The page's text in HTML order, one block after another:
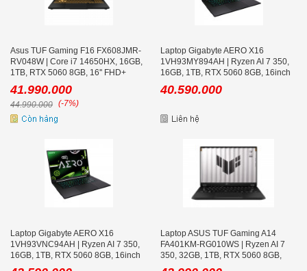
Asus TUF Gaming F16 FX608JMR-
RV048W | Core i7 14650HX, 16GB,
1TB, RTX 5060 8GB, 16'' FHD+
165Hz
41.990.000
44.990.000 (-7%)
Laptop Gigabyte AERO X16
1VH93MY894AH | Ryzen AI 7 350,
16GB, 1TB, RTX 5060 8GB, 16inch
FHD+ 165Hz, Win 11
40.590.000
Laptop Gigabyte AERO X16
1VH93VNC94AH | Ryzen AI 7 350,
16GB, 1TB, RTX 5060 8GB, 16inch
Laptop ASUS TUF Gaming A14
FA401KM-RG010WS | Ryzen AI 7
350, 32GB, 1TB, RTX 5060 8GB,